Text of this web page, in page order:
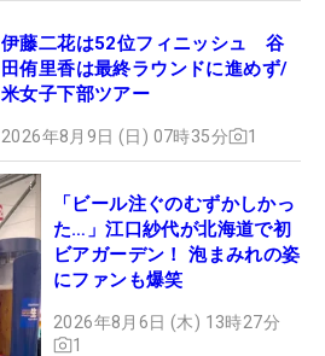
伊藤二花は52位フィニッシュ 谷
田侑里香は最終ラウンドに進めず/
米女子下部ツアー
2026年8月9日 (日) 07時35分 1
「ビール注ぐのむずかしかっ
た…」江口紗代が北海道で初
ビアガーデン！ 泡まみれの姿
にファンも爆笑
2026年8月6日 (木) 13時27分
1